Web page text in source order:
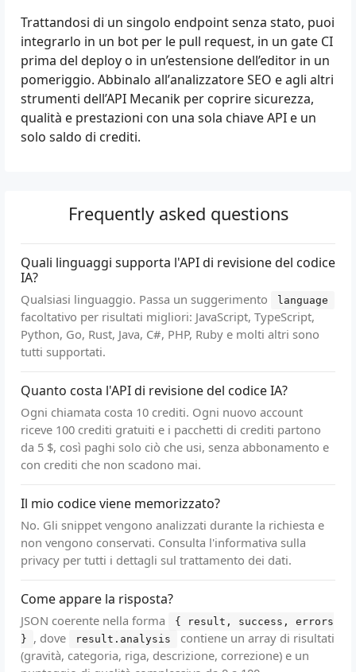
Trattandosi di un singolo endpoint senza stato, puoi
integrarlo in un bot per le pull request, in un gate CI
prima del deploy o in un’estensione dell’editor in un
pomeriggio. Abbinalo all’analizzatore SEO e agli altri
strumenti dell’API Mecanik per coprire sicurezza,
qualità e prestazioni con una sola chiave API e un
solo saldo di crediti.
Frequently asked questions
Quali linguaggi supporta l'API di revisione del codice
IA?
Qualsiasi linguaggio. Passa un suggerimento language
facoltativo per risultati migliori: JavaScript, TypeScript,
Python, Go, Rust, Java, C#, PHP, Ruby e molti altri sono
tutti supportati.
Quanto costa l'API di revisione del codice IA?
Ogni chiamata costa 10 crediti. Ogni nuovo account
riceve 100 crediti gratuiti e i pacchetti di crediti partono
da 5 $, così paghi solo ciò che usi, senza abbonamento e
con crediti che non scadono mai.
Il mio codice viene memorizzato?
No. Gli snippet vengono analizzati durante la richiesta e
non vengono conservati. Consulta l'informativa sulla
privacy per tutti i dettagli sul trattamento dei dati.
Come appare la risposta?
JSON coerente nella forma
{ result, success, errors
}
, dove result.analysis
contiene un array di risultati
(gravità, categoria, riga, descrizione, correzione) e un